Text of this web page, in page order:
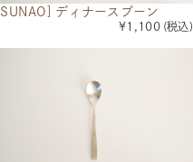
[SUNAO] ディナースプーン
¥1,100 (税込)